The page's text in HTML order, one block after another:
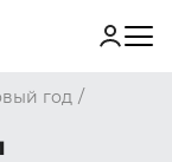
год /